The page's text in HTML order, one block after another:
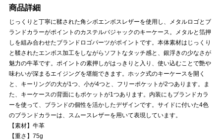
商品詳細
じっくりと丁寧に鞣された角シボエンボスレザーを使用し、メタルロゴとブ
ランドカラーがポイントのカステルバジャックのキーケース。メタルと箔押
しを組み合わせたブランドロゴパーツがポイントです。本体素材はじっくり
と鞣されたエンボス加工をしながらソフトなタッチ感と、銀浮きの少なさが
魅力の牛革です。ポイントの素押しがはっきりと入り、使い込むことで艶や
味わいが深まるエイジングを堪能できます。ホック式のキーケースを開く
と、キーリングの大が1つ、小が4つと、フリーポケットが2つあります。ま
た、キーケースの背面にもポケットが1つあります。内装にもブランドカラ
ーを使って、ブランドの個性を活かしたデザインです。サイドに付いた4色
のブランドカラーは、スムースレザーを用いて表現しています。
【素材】牛革
【重さ】75g